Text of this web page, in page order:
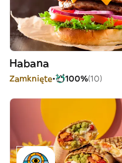
Habana
Zamknięte 100%(10)